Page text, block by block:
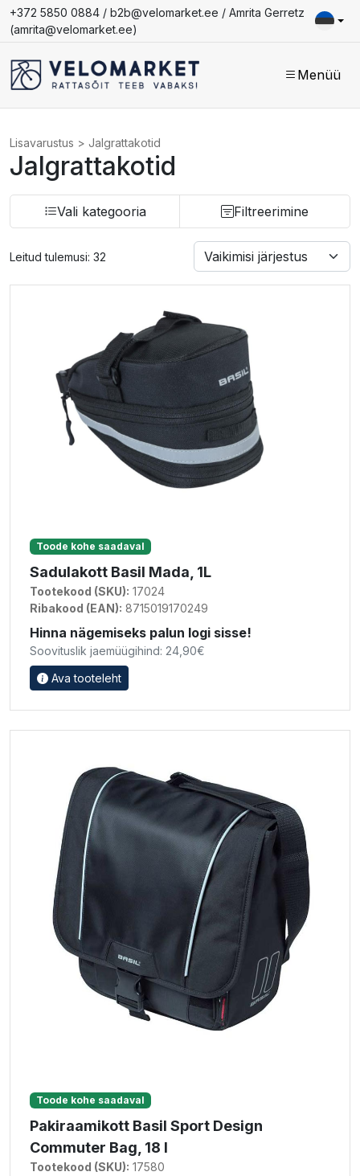
+372 5850 0884 / b2b@velomarket.ee / Amrita Gerretz
(amrita@velomarket.ee)
Menüü
Lisavarustus > Jalgrattakotid
Jalgrattakotid
Vali kategooria Filtreerimine
Leitud tulemusi: 32
Toode kohe saadaval
Sadulakott Basil Mada, 1L
Tootekood (SKU): 17024
Ribakood (EAN): 8715019170249
Hinna nägemiseks palun logi sisse!
Soovituslik jaemüügihind: 24,90€
Ava tooteleht
Toode kohe saadaval
Pakiraamikott Basil Sport Design
Commuter Bag, 18 l
Tootekood (SKU): 17580